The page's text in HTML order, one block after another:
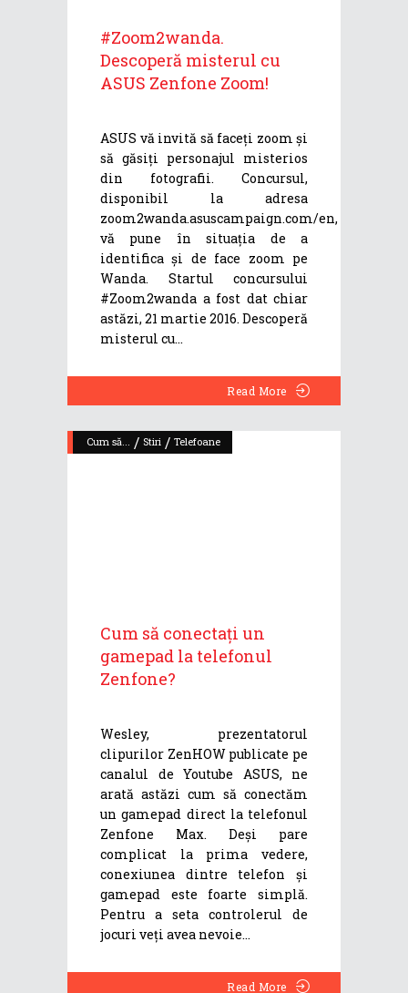
‪#‎Zoom2wanda‬.
Descoperă misterul cu
ASUS Zenfone Zoom!
ASUS vă invită să faceți zoom și
să găsiți personajul misterios
din fotografii. Concursul,
disponibil la adresa
zoom2wanda.asuscampaign.com/en,
vă pune în situația de a
identifica și de face zoom pe
Wanda. Startul concursului
‪#‎Zoom2wanda‬ a fost dat chiar
astăzi, 21 martie 2016. Descoperă
misterul cu
Read More
Cum să... / Stiri / Telefoane
Cum să conectați un
gamepad la telefonul
Zenfone?
Wesley, prezentatorul
clipurilor ZenHOW publicate pe
canalul de Youtube ASUS, ne
arată astăzi cum să conectăm
un gamepad direct la telefonul
Zenfone Max. Deși pare
complicat la prima vedere,
conexiunea dintre telefon și
gamepad este foarte simplă.
Pentru a seta controlerul de
jocuri veți avea nevoie
Read More